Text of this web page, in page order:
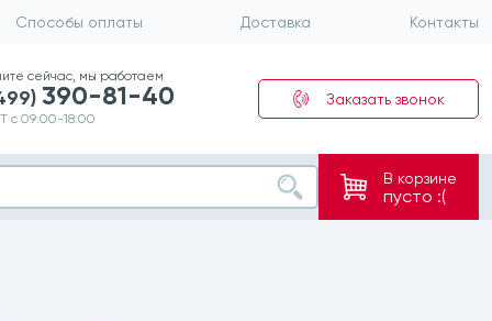
Способы оплаты Доставка Контакты
сейчас, мы работаем
390-81-40
с 09:00-18:00
Заказать звонок
В корзине
пусто :(